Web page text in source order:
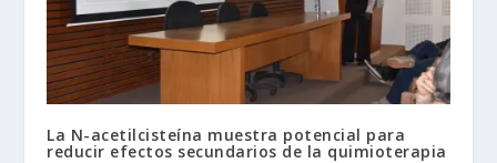
La N-acetilcisteína muestra potencial para
reducir efectos secundarios de la quimioterapia